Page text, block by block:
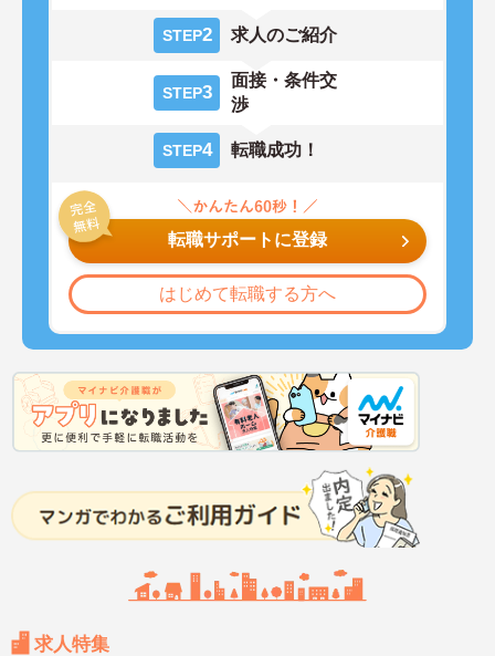
STEP2 求人のご紹介
STEP3
面接・条件交
渉
STEP4 転職成功！
転職サポートに登録
はじめて転職する方へ
求人特集